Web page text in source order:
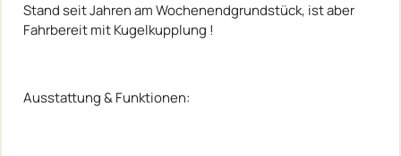
Stand seit Jahren am Wochenendgrundstück, ist aber
Fahrbereit mit Kugelkupplung !
Ausstattung & Funktionen: